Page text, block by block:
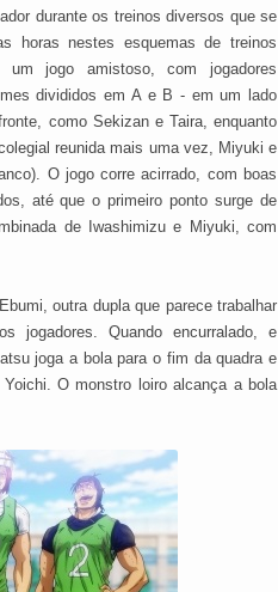
durante os treinos diversos que se
horas nestes esquemas de treinos
jogo amistoso, com jogadores
divididos em A e B - em um lado
como Sekizan e Taira, enquanto
reunida mais uma vez, Miyuki e
O jogo corre acirrado, com boas
até que o primeiro ponto surge de
de Iwashimizu e Miyuki, com
outra dupla que parece trabalhar
jogadores. Quando encurralado, e
joga a bola para o fim da quadra e
O monstro loiro alcança a bola